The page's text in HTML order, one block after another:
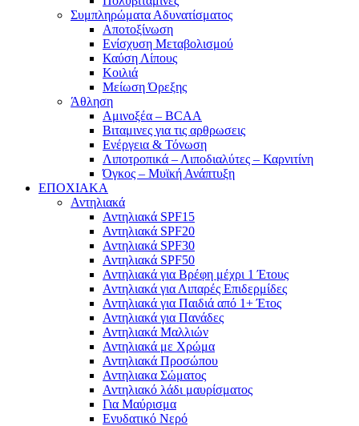
Συμπληρώματα Αδυνατίσματος
Αποτοξίνωση
Ενίσχυση Μεταβολισμού
Καύση Λίπους
Κοιλιά
Μείωση Όρεξης
Άθληση
Αμινοξέα – BCAA
Βιταμινες για τις αρθρωσεις
Ενέργεια & Τόνωση
Λιποτροπικά – Λιποδιαλύτες – Καρνιτίνη
Όγκος – Μυϊκή Ανάπτυξη
ΕΠΟΧΙΑΚΑ
Αντηλιακά
Αντηλιακά SPF15
Αντηλιακά SPF20
Αντηλιακά SPF30
Αντηλιακά SPF50
Αντηλιακά για Βρέφη μέχρι 1 Έτους
Αντηλιακά για Λιπαρές Επιδερμίδες
Αντηλιακά για Παιδιά από 1+ Έτος
Αντηλιακά για Πανάδες
Αντηλιακά Μαλλιών
Αντηλιακά με Χρώμα
Αντηλιακά Προσώπου
Αντηλιακα Σώματος
Αντηλιακό λάδι μαυρίσματος
Για Μαύρισμα
Ενυδατικό Νερό